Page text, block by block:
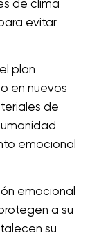
de clima
evitar
plan
en nuevos
de
emocional
emocional
a su
su